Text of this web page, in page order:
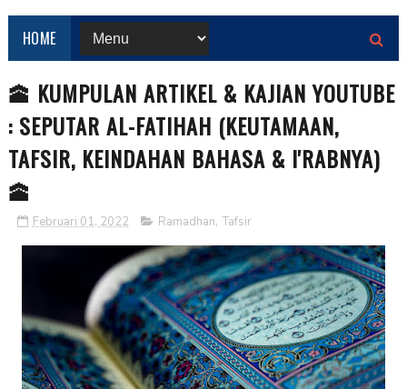
HOME
🕋 KUMPULAN ARTIKEL & KAJIAN YOUTUBE
: SEPUTAR AL-FATIHAH (KEUTAMAAN,
TAFSIR, KEINDAHAN BAHASA & I'RABNYA)
🕋
Februari 01, 2022 Ramadhan, Tafsir